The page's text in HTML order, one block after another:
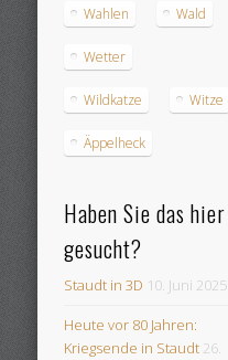
Wahlen Wald
Wetter
Wildkatze Witze
Äppelheck
Haben Sie das hier
gesucht?
Staudt in 3D 10. Juni 2025
Heute vor 80 Jahren:
Kriegsende in Staudt 26.